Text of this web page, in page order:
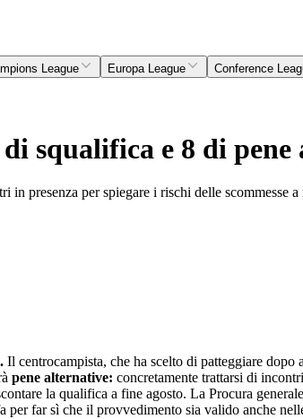
League Europa League Conference
squalifica e 8 di
presenza per spiegare i rischi delle
Il centrocampista, che ha scelto di patteggiare
pene alternative: concretamente trattarsi di
la qualifica a fine agosto. La Procura
far sì che il provvedimento sia valido anche